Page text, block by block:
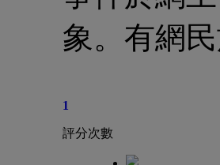
象。有網
1
評分次數